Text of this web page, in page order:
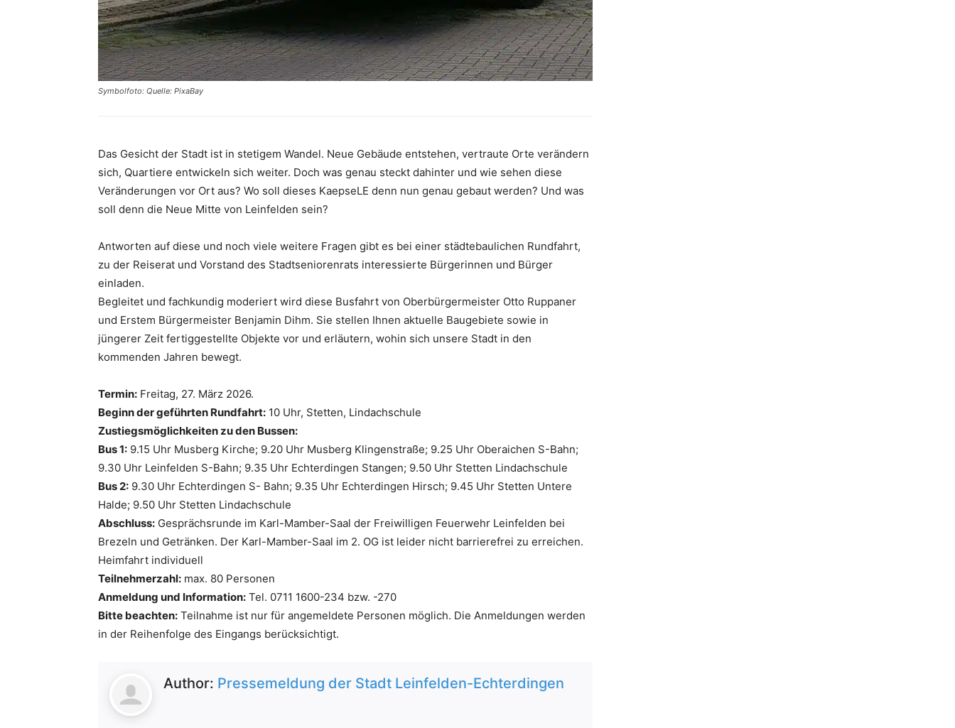
Symbolfoto: Quelle: PixaBay
Das Gesicht der Stadt ist in stetigem Wandel. Neue Gebäude entstehen, vertraute Orte verändern
sich, Quartiere entwickeln sich weiter. Doch was genau steckt dahinter und wie sehen diese
Veränderungen vor Ort aus? Wo soll dieses KaepseLE denn nun genau gebaut werden? Und was
soll denn die Neue Mitte von Leinfelden sein?
Antworten auf diese und noch viele weitere Fragen gibt es bei einer städtebaulichen Rundfahrt,
zu der Reiserat und Vorstand des Stadtseniorenrats interessierte Bürgerinnen und Bürger
einladen.
Begleitet und fachkundig moderiert wird diese Busfahrt von Oberbürgermeister Otto Ruppaner
und Erstem Bürgermeister Benjamin Dihm. Sie stellen Ihnen aktuelle Baugebiete sowie in
jüngerer Zeit fertiggestellte Objekte vor und erläutern, wohin sich unsere Stadt in den
kommenden Jahren bewegt.
Termin: Freitag, 27. März 2026.
Beginn der geführten Rundfahrt: 10 Uhr, Stetten, Lindachschule
Zustiegsmöglichkeiten zu den Bussen:
Bus 1: 9.15 Uhr Musberg Kirche; 9.20 Uhr Musberg Klingenstraße; 9.25 Uhr Oberaichen S-Bahn;
9.30 Uhr Leinfelden S-Bahn; 9.35 Uhr Echterdingen Stangen; 9.50 Uhr Stetten Lindachschule
Bus 2: 9.30 Uhr Echterdingen S- Bahn; 9.35 Uhr Echterdingen Hirsch; 9.45 Uhr Stetten Untere
Halde; 9.50 Uhr Stetten Lindachschule
Abschluss: Gesprächsrunde im Karl-Mamber-Saal der Freiwilligen Feuerwehr Leinfelden bei
Brezeln und Getränken. Der Karl-Mamber-Saal im 2. OG ist leider nicht barrierefrei zu erreichen.
Heimfahrt individuell
Teilnehmerzahl: max. 80 Personen
Anmeldung und Information: Tel. 0711 1600-234 bzw. -270
Bitte beachten: Teilnahme ist nur für angemeldete Personen möglich. Die Anmeldungen werden
in der Reihenfolge des Eingangs berücksichtigt.
Author: Pressemeldung der Stadt Leinfelden-Echterdingen